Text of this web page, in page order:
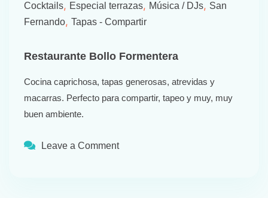
Cocktails, Especial terrazas, Música / DJs, San
Fernando, Tapas - Compartir
Restaurante Bollo Formentera
Cocina caprichosa, tapas generosas, atrevidas y
macarras. Perfecto para compartir, tapeo y muy, muy
buen ambiente.
Leave a Comment